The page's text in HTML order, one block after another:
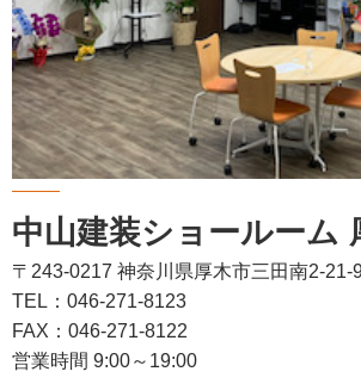
中山建装ショールーム
〒243-0217 神奈川県厚木市三田南2-21-
TEL：046-271-8123
FAX：046-271-8122
営業時間 9:00～19:00